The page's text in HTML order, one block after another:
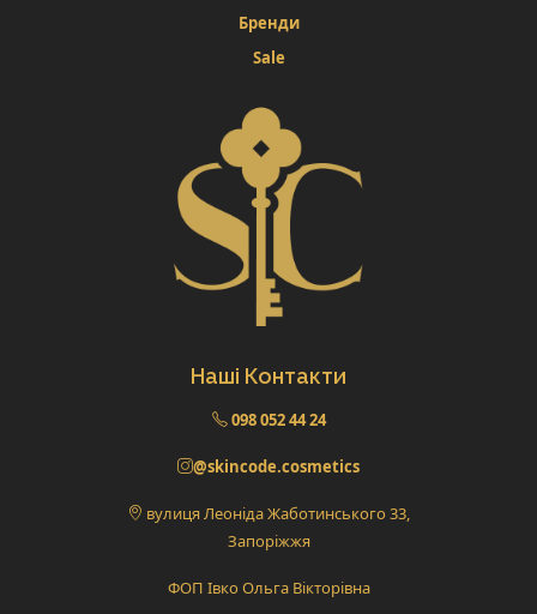
Бренди
Sale
Наші Контакти
098 052 44 24
@skincode.cosmetics
вулиця Леоніда Жаботинського 33,
Запоріжжя
ФОП Івко Ольга Вікторівна